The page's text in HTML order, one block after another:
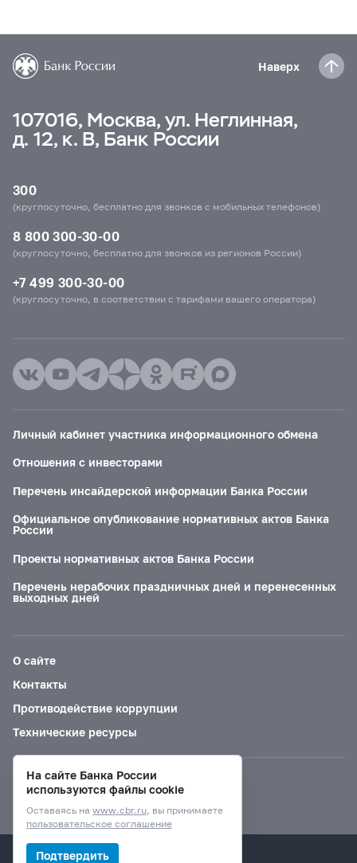
Наверх
107016, Москва, ул. Неглинная,
д. 12, к. В, Банк России
300
(круглосуточно, бесплатно для звонков с мобильных телефонов)
8 800 300-30-00
(круглосуточно, бесплатно для звонков из регионов России)
+7 499 300-30-00
(круглосуточно, в соответствии с тарифами вашего оператора)
Личный кабинет участника информационного обмена
Отношения с инвесторами
Перечень инсайдерской информации Банка России
Официальное опубликование нормативных актов Банка
России
Проекты нормативных актов Банка России
Перечень нерабочих праздничных дней и перенесенных
выходных дней
О сайте
Контакты
Противодействие коррупции
Технические ресурсы
Версия для слабовидящих
© Банк России, 2000–2026.
На сайте Банка России
используются файлы cookie
Оставаясь на www.cbr.ru, вы принимаете
пользовательское соглашение
Подтвердить